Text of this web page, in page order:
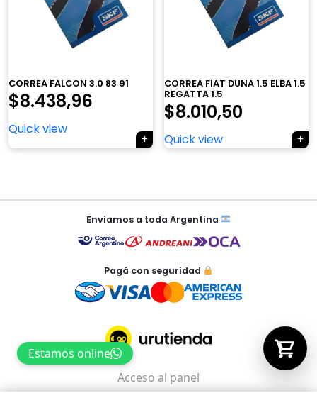
CORREA FALCON 3.0 83 91
$8.438,96
Quick view
CORREA FIAT DUNA 1.5 ELBA 1.5
REGATTA 1.5
$8.010,50
Quick view
entradas
Enviamos a toda Argentina
Pagá con seguridad
Acceso al panel
Estamos online
Tu carrito está vacío.